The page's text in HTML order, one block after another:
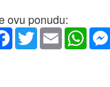
ovu ponudu:
Facebook
TwitterEmail